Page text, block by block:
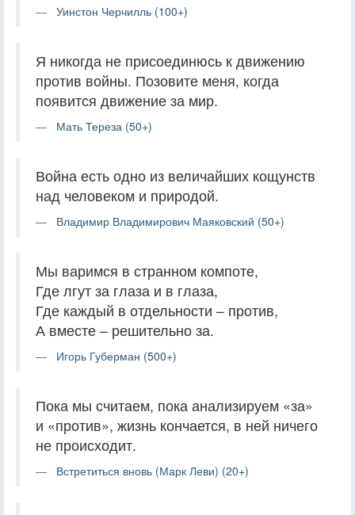
Уинстон Черчилль (100+)
Я никогда не присоединюсь к движению
против войны. Позовите меня, когда
появится движение за мир.
Мать Тереза (50+)
Война есть одно из величайших кощунств
над человеком и природой.
Владимир Владимирович Маяковский (50+)
Мы варимся в странном компоте,
Где лгут за глаза и в глаза,
Где каждый в отдельности – против,
А вместе – решительно за.
Игорь Губерман (500+)
Пока мы считаем, пока анализируем «за»
и «против», жизнь кончается, в ней ничего
не происходит.
Встретиться вновь (Марк Леви) (20+)